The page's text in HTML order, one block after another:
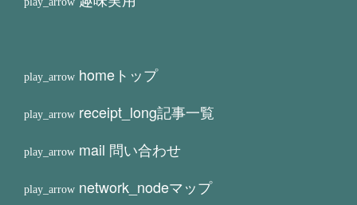
home トップ
receipt_long記事一覧
mail 問い合わせ
network_nodeマップ